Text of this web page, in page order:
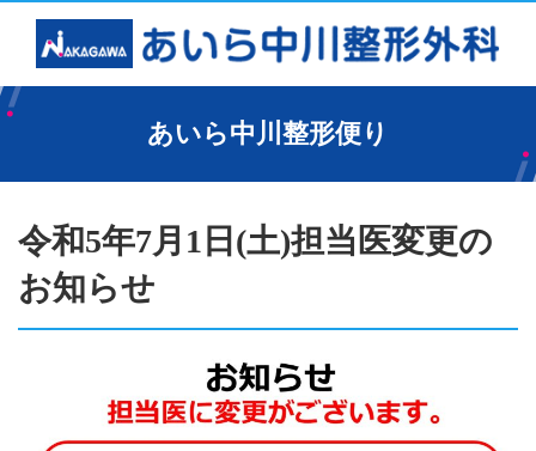
あいら中川整形便り
令和5年7月1日(土)担当医変更の
お知らせ